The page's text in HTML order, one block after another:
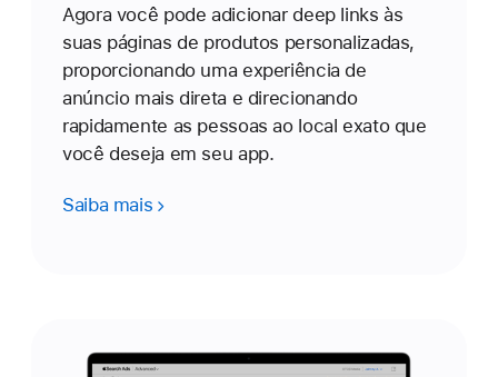
Agora você pode adicionar deep links às
suas páginas de produtos personalizadas,
proporcionando uma experiência de
anúncio mais direta e direcionando
rapidamente as pessoas ao local exato que
você deseja em seu app.
Saiba mais